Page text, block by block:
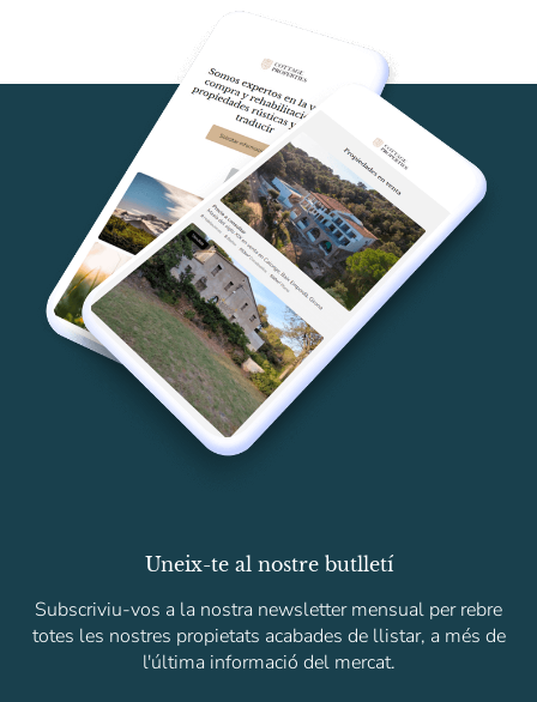
Uneix-te al nostre butlletí
Subscriviu-vos a la nostra newsletter mensual per rebre
totes les nostres propietats acabades de llistar, a més de
l'última informació del mercat.